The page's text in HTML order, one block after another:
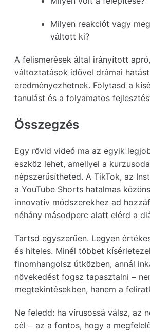
Milyen reakciót vagy
váltott ki?
A felismerések által irányított
változtatások idővel drámai hatást
eredményezhetnek. Folytasd a
tanulást és a folyamatos
Összegzés
Egy rövid videó ma az egyik
eszköz lehet, amellyel a
népszerűsítheted. A TikTok, az
a YouTube Shorts hatalmas
innovatív módszerekhez ad
néhány másodperc alatt elérd a
Tartsd egyszerűen. Legyen
és hiteles. Minél többet
finomhangolsz útközben, annál
növekedést fogsz tapasztalni –
megtekintésekben, hanem a
Ne feledd: ha vírusossá válsz, az
cél – az a fontos, hogy a